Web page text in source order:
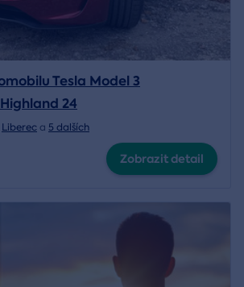
Tesla Model 3
24
Liberec a 5 dalších
Zobrazit detail